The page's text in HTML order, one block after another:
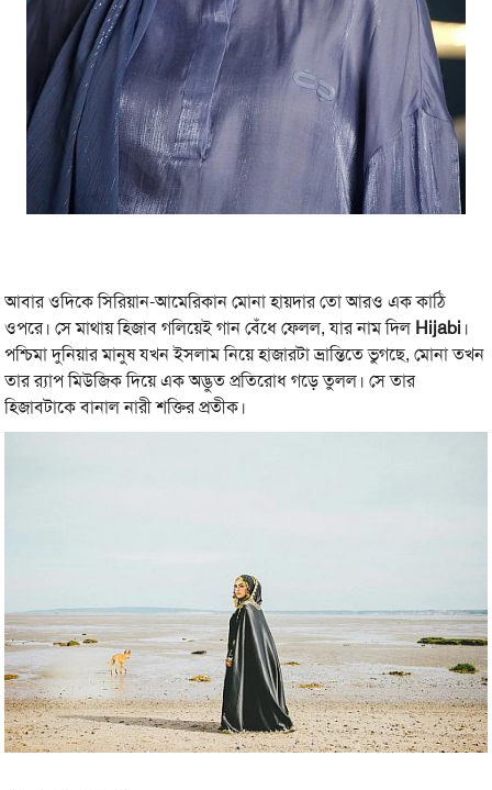
আবার ওদিকে সিরিয়ান-আমেরিকান মোনা হায়দার তো আরও এক কাঠি
ওপরে। সে মাথায় হিজাব গলিয়েই গান বেঁধে ফেলল, যার নাম দিল Hijabi ।
পশ্চিমা দুনিয়ার মানুষ যখন ইসলাম নিয়ে হাজারটা ভ্রান্তিতে ভুগছে, মোনা তখন
তার র‍্যাপ মিউজিক দিয়ে এক অদ্ভুত প্রতিরোধ গড়ে তুলল। সে তার
হিজাবটাকে বানাল নারী শক্তির প্রতীক।